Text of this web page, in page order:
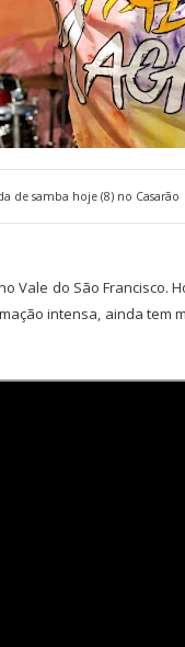
de samba hoje (8) no Casarão
Vale do São Francisco.
intensa, ainda